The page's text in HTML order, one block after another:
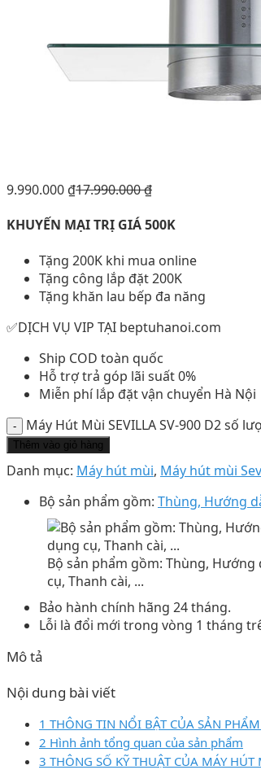
9.990.000 ₫17.990.000₫
KHUYẾN MẠI TRỊ GIÁ 500K
Tặng 200K khi mua online
Tặng công lắp đặt 200K
Tặng khăn lau bếp đa năng
✅DỊCH VỤ VIP TẠI beptuhanoi.com
Ship COD toàn quốc
Hỗ trợ trả góp lãi suất 0%
Miễn phí lắp đặt vận chuyển Hà Nội
Máy Hút Mùi SEVILLA SV-900 D2 số
Thêm vào giỏ hàng
Danh mục: Máy hút mùi, Máy hút mùi
Bộ sản phẩm gồm: Thùng, Hướng
Bộ sản phẩm gồm: Thùng,
cụ, Thanh cài, ...
Bảo hành chính hãng 24 tháng.
Lỗi là đổi mới trong vòng 1 tháng
Mô tả
Nội dung bài viết
1 THÔNG TIN NỔI BẬT CỦA SẢN
2 Hình ảnh tổng quan của sản phẩm
3 THÔNG SỐ KỸ THUẬT CỦA MÁY